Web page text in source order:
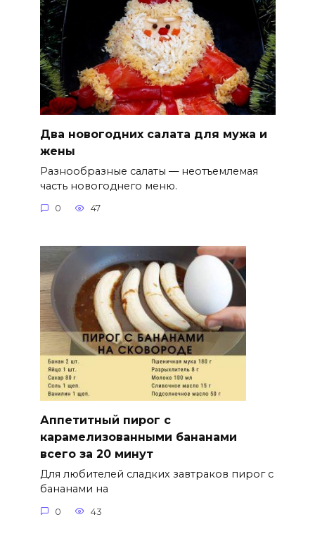
Два новогодних салата для мужа и
жены
Разнообразные салаты — неотъемлемая
часть новогоднего меню.
0 47
Аппетитный пирог с
карамелизованными бананами
всего за 20 минут
Для любителей сладких завтраков пирог с
бананами на
0 43